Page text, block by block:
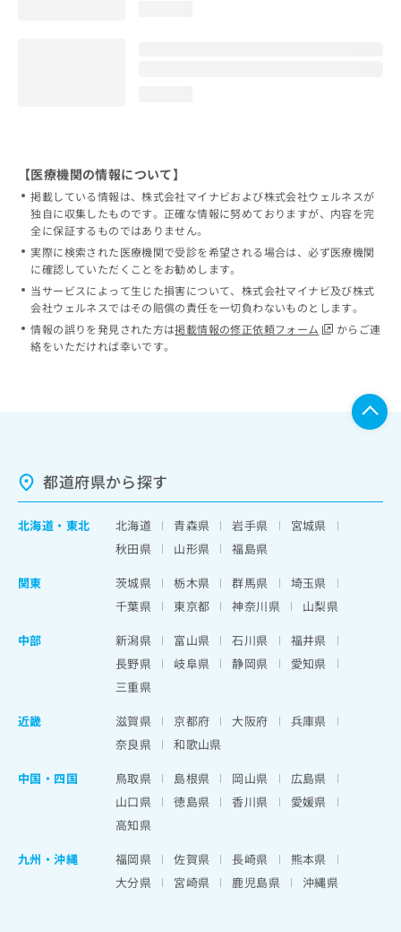
【医療機関の情報について】
掲載している情報は、株式会社マイナビおよび株式会社ウェルネスが
独自に収集したものです。正確な情報に努めておりますが、内容を完
全に保証するものではありません。
実際に検索された医療機関で受診を希望される場合は、必ず医療機関
に確認していただくことをお勧めします。
当サービスによって生じた損害について、株式会社マイナビ及び株式
会社ウェルネスではその賠償の責任を一切負わないものとします。
情報の誤りを発見された方は掲載情報の修正依頼フォーム
からご連
絡をいただければ幸いです。
都道府県から探す
北海道 ・ 東北 北海道 青森県 岩手県
宮城県
秋田県
山形県
福島県
関東
茨城県 栃木県 群馬県
埼玉県
千葉県
東京都 神奈川県
山梨県
中部
新潟県 富山県 石川県
福井県
長野県
岐阜県 静岡県
愛知県
三重県
近畿
滋賀県 京都府 大阪府
兵庫県
奈良県
和歌山県
中国・四国
鳥取県 島根県 岡山県
広島県
山口県
徳島県 香川県
愛媛県
高知県
九州・沖縄
福岡県 佐賀県 長崎県
熊本県
大分県
宮崎県 鹿児島県 沖縄県